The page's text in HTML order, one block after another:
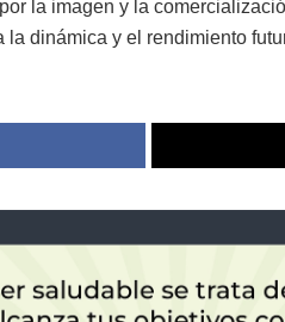
la imagen y la
dinámica y el rendimiento